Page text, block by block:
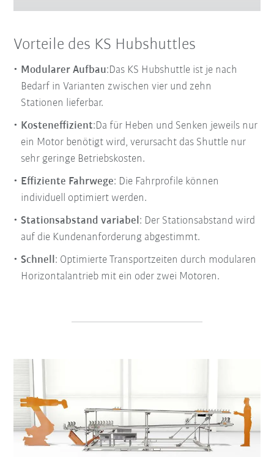
Vorteile des KS Hubshuttles
Modularer Aufbau:Das KS Hubshuttle ist je nach
Bedarf in Varianten zwischen vier und zehn
Stationen lieferbar.
Kosteneffizient:Da für Heben und Senken jeweils nur
ein Motor benötigt wird, verursacht das Shuttle nur
sehr geringe Betriebskosten.
Effiziente Fahrwege: Die Fahrprofile können
individuell optimiert werden.
Stationsabstand variabel: Der Stationsabstand wird
auf die Kundenanforderung abgestimmt.
Schnell: Optimierte Transportzeiten durch modularen
Horizontalantrieb mit ein oder zwei Motoren.